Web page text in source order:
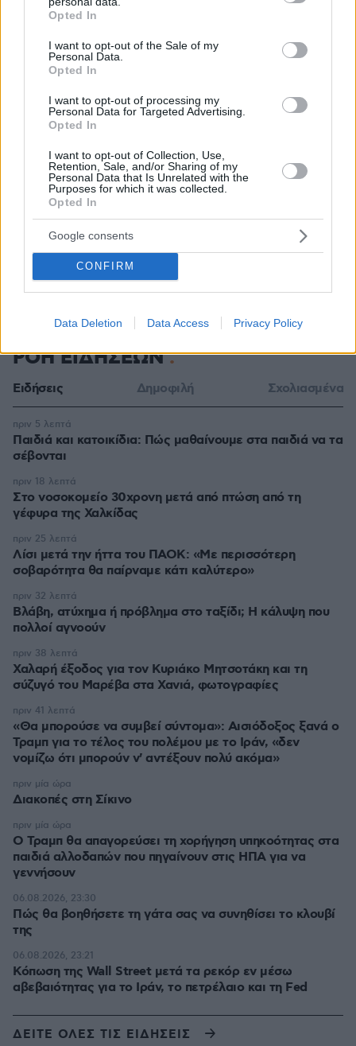
grant or deny consent to Google and its third-party tags to
use your data for below specified purposes in below Google
consent section.
Opted In
I want to opt-out of the Sale of my
Personal Data.
Opted In
I want to opt-out of processing my
Personal Data for Targeted Advertising.
Opted In
I want to opt-out of Collection, Use,
Retention, Sale, and/or Sharing of my
Personal Data that Is Unrelated with the
Purposes for which it was collected.
Opted In
Google consents
CONFIRM
Data Deletion Data Access Privacy Policy
Απομένουν 2500χαρακτήρες
* Υποχρεωτικά πεδία
ΡΟΗ ΕΙΔΗΣΕΩΝ
Ειδήσεις Δημοφιλή Σχολιασμένα
Παιδιά και κατοικίδια: Πώς μαθαίνουμε στα παιδιά να τα
σέβονται
πριν 5 λεπτά
Στο νοσοκομείο 30χρονη μετά από πτώση από τη
γέφυρα της Χαλκίδας
πριν 18 λεπτά
Λίσι μετά την ήττα του ΠΑΟΚ: «Με περισσότερη
σοβαρότητα θα παίρναμε κάτι καλύτερο»
πριν 25 λεπτά
Βλάβη, ατύχημα ή πρόβλημα στο ταξίδι; Η κάλυψη που
πολλοί αγνοούν
πριν 32 λεπτά
Χαλαρή έξοδος για τον Κυριάκο Μητσοτάκη και τη
σύζυγό του Μαρέβα στα Χανιά, φωτογραφίες
πριν 38 λεπτά
«Θα μπορούσε να συμβεί σύντομα»: Αισιόδοξος ξανά ο
Τραμπ για το τέλος του πολέμου με το Ιράν, «δεν
νομίζω ότι μπορούν ν' αντέξουν πολύ ακόμα»
πριν 41 λεπτά
Διακοπές στη Σίκινο
πριν μία ώρα
Ο Τραμπ θα απαγορεύσει τη χορήγηση υπηκοότητας στα
παιδιά αλλοδαπών που πηγαίνουν στις ΗΠΑ για να
γεννήσουν
πριν μία ώρα
Πώς θα βοηθήσετε τη γάτα σας να συνηθίσει το κλουβί
της
06.08.2026, 23:30
Κόπωση της Wall Street μετά τα ρεκόρ εν μέσω
αβεβαιότητας για το Ιράν, το πετρέλαιο και τη Fed
06.08.2026, 23:21
ΔΕΙΤΕ ΟΛΕΣ ΤΙΣ ΕΙΔΗΣΕΙΣ